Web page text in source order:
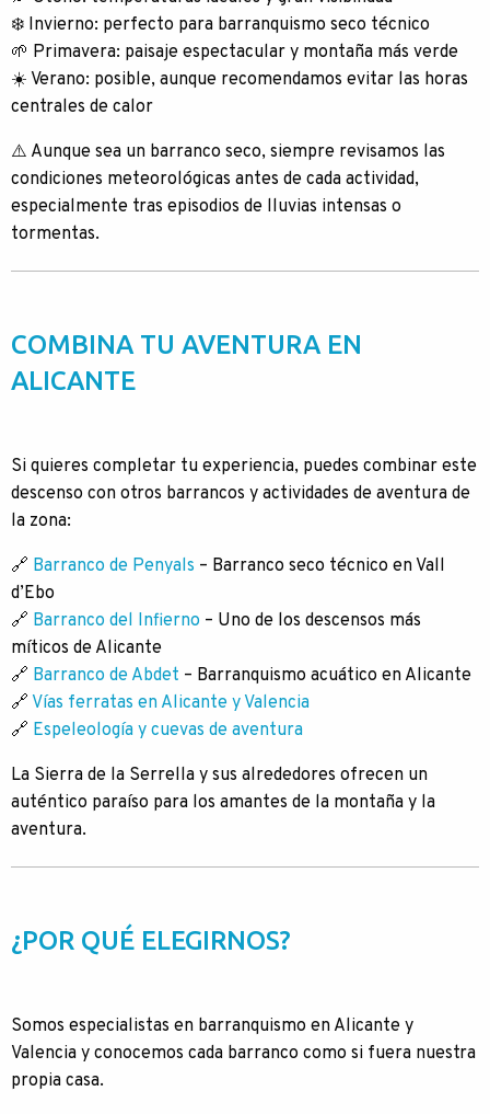
❄️ Invierno: perfecto para barranquismo seco técnico
🌱 Primavera: paisaje espectacular y montaña más verde
☀️ Verano: posible, aunque recomendamos evitar las horas
centrales de calor
⚠️ Aunque sea un barranco seco, siempre revisamos las
condiciones meteorológicas antes de cada actividad,
especialmente tras episodios de lluvias intensas o
tormentas.
COMBINA TU AVENTURA EN
ALICANTE
Si quieres completar tu experiencia, puedes combinar este
descenso con otros barrancos y actividades de aventura de
la zona:
🔗 Barranco de Penyals – Barranco seco técnico en Vall
d’Ebo
🔗 Barranco del Infierno – Uno de los descensos más
míticos de Alicante
🔗 Barranco de Abdet – Barranquismo acuático en Alicante
🔗 Vías ferratas en Alicante y Valencia
🔗 Espeleología y cuevas de aventura
La Sierra de la Serrella y sus alrededores ofrecen un
auténtico paraíso para los amantes de la montaña y la
aventura.
¿POR QUÉ ELEGIRNOS?
Somos especialistas en barranquismo en Alicante y
Valencia y conocemos cada barranco como si fuera nuestra
propia casa.